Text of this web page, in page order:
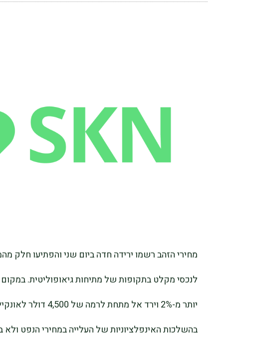
מחירי הזהב רשמו ירידה חדה ביום שני והפתיעו
לנכסי מקלט בתקופות של מתיחות גיאופוליטית. במקום
יותר מ-2% וירד אל
בהשלכות האינפלציוניות של העלייה במחירי הנפט ולא